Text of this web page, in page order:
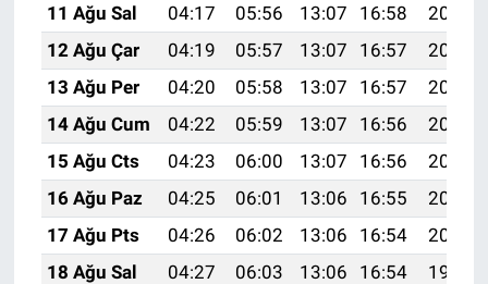
11 Ağu Sal
04:17 05:56 13:07 16:58
20:09
12 Ağu Çar
04:19 05:57 13:07 16:57
20:07
13 Ağu Per
04:20 05:58 13:07 16:57
20:06
14 Ağu Cum
04:22 05:59 13:07 16:56
20:05
15 Ağu Cts
04:23 06:00 13:07 16:56
20:03
16 Ağu Paz
04:25 06:01 13:06 16:55
20:02
17 Ağu Pts
04:26 06:02 13:06 16:54
20:01
18 Ağu Sal
04:27 06:03 13:06 16:54
19:59